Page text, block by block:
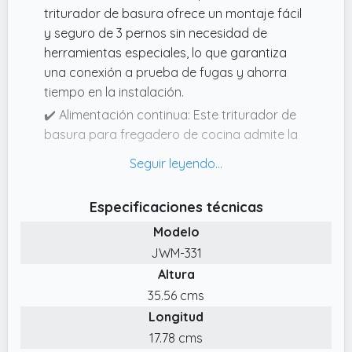
triturador de basura ofrece un montaje fácil
y seguro de 3 pernos sin necesidad de
herramientas especiales, lo que garantiza
una conexión a prueba de fugas y ahorra
tiempo en la instalación.
✔️ Alimentación continua: Este triturador de
basura para fregadero de cocina admite la
varias etapas para manipular de manera
sin esfuerzo cáscaras de verduras, huesos y
más, minimizando las obstrucciones para un
funcionamiento más suave.
✔️ Molienda potente, eliminación más rápida:
Este triturador de basura de fregadero
cuenta con un motor de CC de 1/2 HP que
funciona a 3820 RPM, lo que proporciona una
Especificaciones técnicas
Modelo
JWM-331
Altura
35.56 cms
Longitud
17.78 cms